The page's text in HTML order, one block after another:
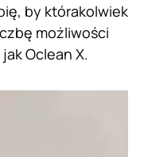
by którakolwiek
możliwości
Oclean X.